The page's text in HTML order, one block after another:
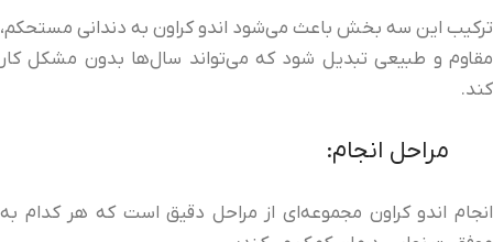
ترکیب این سه بخش باعث می‌شود اندو کراون به دندانی مستحکم،
مقاوم و طبیعی تبدیل شود که می‌تواند سال‌ها بدون مشکل کار
کند.
مراحل انجام:
انجام اندو کراون مجموعه‌ای از مراحل دقیق است که هر کدام به